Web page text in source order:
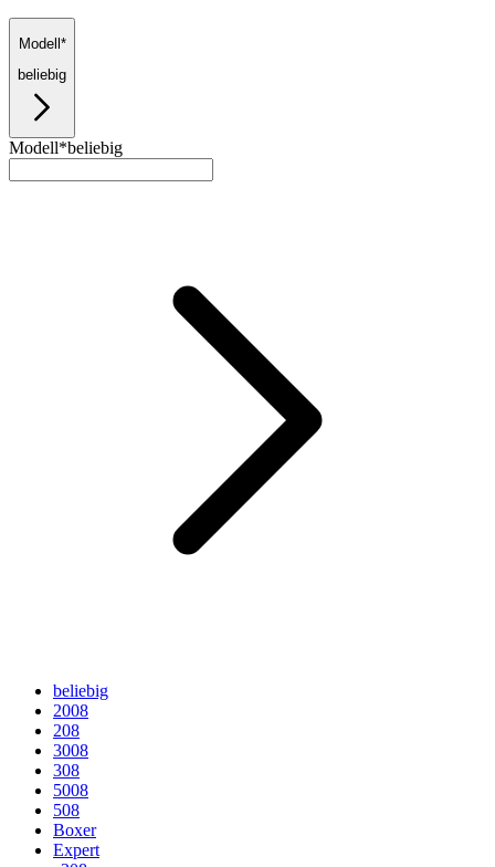
Modell*
beliebig
Modell*beliebig
beliebig
2008
208
3008
308
5008
508
Boxer
Expert